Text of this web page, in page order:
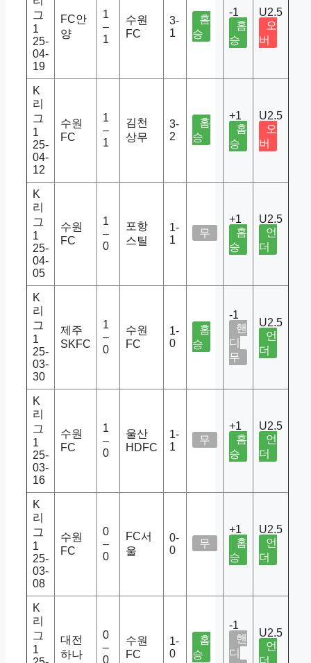
그
1
25-
04-
19
FC안
양
1
–
1
수원
FC
3-
1
홈
승
-1
홈
승
U2.5
오
버
K
리
그
1
25-
04-
12
수원
FC
1
–
1
김천
상무
3-
2
홈
승
+1
홈
승
U2.5
오
버
K
리
그
1
25-
04-
05
수원
FC
1
–
0
포항
스틸
1-
1
무
+1
홈
승
U2.5
언
더
K
리
그
1
25-
03-
30
제주
SKFC
1
–
0
수원
FC
1-
0
홈
승
-1
핸
디
무
U2.5
언
더
K
리
그
1
25-
03-
16
수원
FC
1
–
0
울산
HDFC
1-
1
무
+1
홈
승
U2.5
언
더
K
리
그
1
25-
03-
08
수원
FC
0
–
0
FC서
울
0-
0
무
+1
홈
승
U2.5
언
더
K
리
그
1
대전
하나
0
–
0
수원
FC
1-
0
홈
승
-1
핸
디
U2.5
언
더